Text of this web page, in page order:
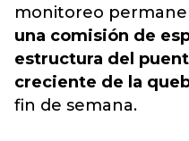
monitoreo
una comisión de
estructura del
creciente de la
fin de semana.